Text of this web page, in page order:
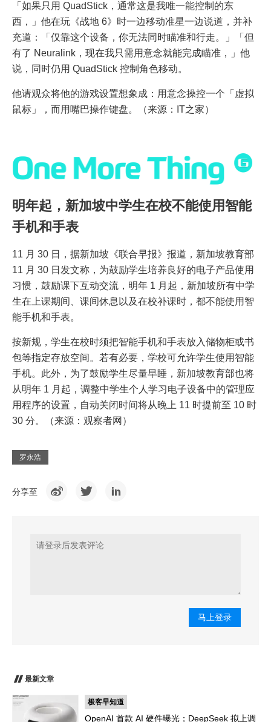
「如果只用 QuadStick，通常这是我唯一能控制的东
西，」他在玩《战地 6》时一边移动准星一边说道，并补
充道：「仅靠这个设备，你无法同时瞄准和行走。」「但
有了 Neuralink，现在我只需用意念就能完成瞄准，」他
说，同时仍用 QuadStick 控制角色移动。
他请观众将他的游戏设置想象成：用意念操控一个「虚拟
鼠标」，而用嘴巴操作键盘。（来源：IT之家）
明年起，新加坡中学生在校不能使用智能
手机和手表
11 月 30 日，据新加坡《联合早报》报道，新加坡教育部
11 月 30 日发文称，为鼓励学生培养良好的电子产品使用
习惯，鼓励课下互动交流，明年 1 月起，新加坡所有中学
生在上课期间、课间休息以及在校补课时，都不能使用智
能手机和手表。
按新规，学生在校时须把智能手机和手表放入储物柜或书
包等指定存放空间。若有必要，学校可允许学生使用智能
手机。此外，为了鼓励学生尽量早睡，新加坡教育部也将
从明年 1 月起，调整中学生个人学习电子设备中的管理应
用程序的设置，自动关闭时间将从晚上 11 时提前至 10 时
30 分。（来源：观察者网）
罗永浩
分享至
马上登录
最新文章
极客早知道
OpenAI 首款 AI 硬件曝光；DeepSeek 拟上调